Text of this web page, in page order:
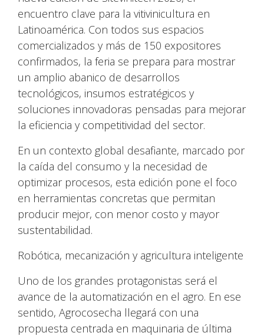
encuentro clave para la vitivinicultura en
Latinoamérica. Con todos sus espacios
comercializados y más de 150 expositores
confirmados, la feria se prepara para mostrar
un amplio abanico de desarrollos
tecnológicos, insumos estratégicos y
soluciones innovadoras pensadas para mejorar
la eficiencia y competitividad del sector.
En un contexto global desafiante, marcado por
la caída del consumo y la necesidad de
optimizar procesos, esta edición pone el foco
en herramientas concretas que permitan
producir mejor, con menor costo y mayor
sustentabilidad.
Robótica, mecanización y agricultura inteligente
Uno de los grandes protagonistas será el
avance de la automatización en el agro. En ese
sentido, Agrocosecha llegará con una
propuesta centrada en maquinaria de última